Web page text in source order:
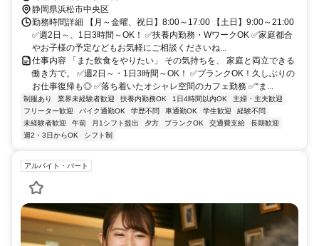
静岡県浜松市中央区
勤務時間詳細 【月～金曜、祝日】8:00～17:00 【土日】9:00～21:00
✅週2日～、1日3時間～OK！ ✅扶養内勤務・WワークOK ✅家庭都合
やお子様の予定などもお気軽にご相談くださいね...
仕事内容 「また飲食をやりたい」 その気持ちを、 家庭と両立できる
働き方で。 ✅週2日～・1日3時間～OK！ ✅ブランクOK！久しぶりの
お仕事復帰も◎ ✅落ち着いたオシャレ空間のカフェ勤務 ✅“ま...
制服あり 業界未経験者歓迎 扶養内勤務OK 1日4時間以内OK
主婦・主夫歓迎
フリーター歓迎
バイク通勤OK 学歴不問 車通勤OK 学生歓迎
経験不問
未経験者歓迎
午前 月1シフト提出 夕方 ブランクOK 交通費支給
長期歓迎
週2・3日からOK
シフト制
アルバイト・パート